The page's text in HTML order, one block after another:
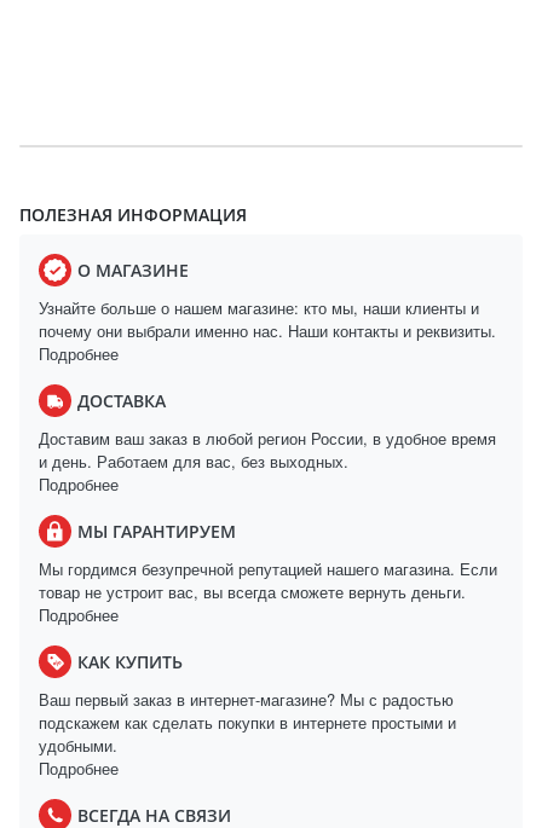
ПОЛЕЗНАЯ ИНФОРМАЦИЯ
О МАГАЗИНЕ
Узнайте больше о нашем магазине: кто мы, наши клиенты и
почему они выбрали именно нас. Наши контакты и реквизиты.
Подробнее
ДОСТАВКА
Доставим ваш заказ в любой регион России, в удобное время
и день. Работаем для вас, без выходных.
Подробнее
МЫ ГАРАНТИРУЕМ
Мы гордимся безупречной репутацией нашего магазина. Если
товар не устроит вас, вы всегда сможете вернуть деньги.
Подробнее
КАК КУПИТЬ
Ваш первый заказ в интернет-магазине? Мы с радостью
подскажем как сделать покупки в интернете простыми и
удобными.
Подробнее
ВСЕГДА НА СВЯЗИ